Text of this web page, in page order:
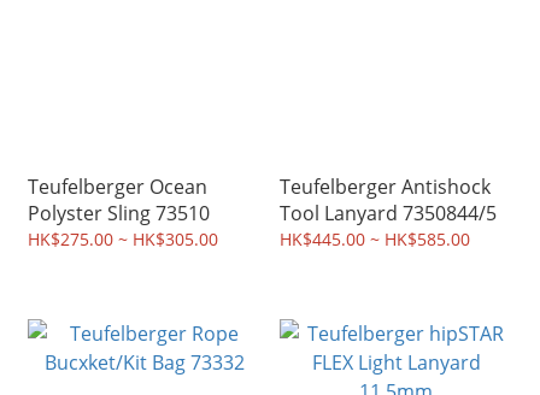
Teufelberger Ocean
Polyster Sling 73510
HK$275.00 ~ HK$305.00
Teufelberger Antishock
Tool Lanyard 7350844/5
HK$445.00 ~ HK$585.00